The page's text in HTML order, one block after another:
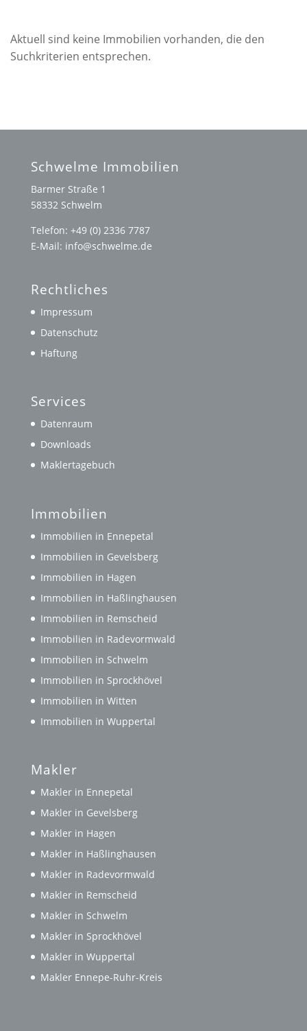
Aktuell sind keine Immobilien vorhanden, die den
Suchkriterien entsprechen.
Schwelme Immobilien
Barmer Straße 1
58332 Schwelm
Telefon: +49 (0) 2336 7787
E-Mail: info@schwelme.de
Rechtliches
Impressum
Datenschutz
Haftung
Services
Datenraum
Downloads
Maklertagebuch
Immobilien
Immobilien in Ennepetal
Immobilien in Gevelsberg
Immobilien in Hagen
Immobilien in Haßlinghausen
Immobilien in Remscheid
Immobilien in Radevormwald
Immobilien in Schwelm
Immobilien in Sprockhövel
Immobilien in Witten
Immobilien in Wuppertal
Makler
Makler in Ennepetal
Makler in Gevelsberg
Makler in Hagen
Makler in Haßlinghausen
Makler in Radevormwald
Makler in Remscheid
Makler in Schwelm
Makler in Sprockhövel
Makler in Wuppertal
Makler Ennepe-Ruhr-Kreis